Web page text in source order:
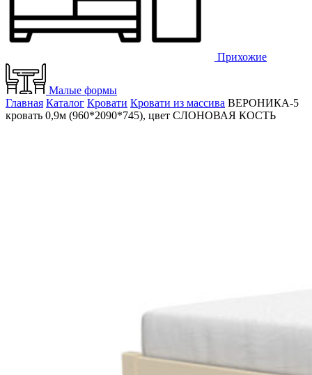
Прихожие
Малые формы
Главная Каталог Кровати Кровати из массива ВЕРОНИКА-5
кровать 0,9м (960*2090*745), цвет СЛОНОВАЯ КОСТЬ